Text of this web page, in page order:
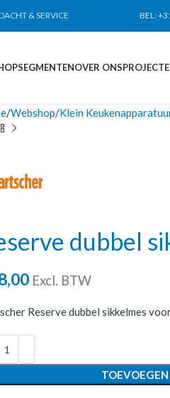
& SERVICE BEL:
SEGMENTENOVER ONS
Webshop Klein
dubbel
Excl. BTW
Reserve dubbel sikkelmes